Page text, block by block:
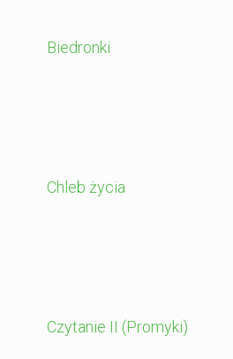
Biedronki
Chleb życia
Czytanie II (Promyki)